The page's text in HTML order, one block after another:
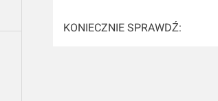
KONIECZNIE SPRAWDŹ: